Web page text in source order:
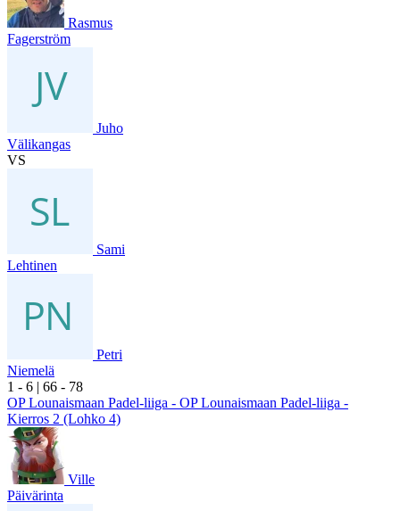
Rasmus
Fagerström
Juho
Välikangas
VS
Sami
Lehtinen
Petri
Niemelä
1 - 6 | 66 - 78
OP Lounaismaan Padel-liiga - OP Lounaismaan Padel-liiga -
Kierros 2 (Lohko 4)
Ville
Päivärinta